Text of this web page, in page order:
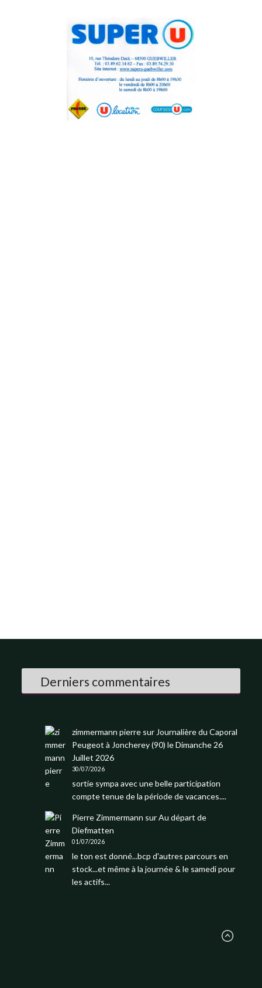
Derniers commentaires
zimmermann pierresur Journalière du Caporal
Peugeot à Joncherey (90) le Dimanche 26
Juillet 2026
30/07/2026
sortie sympa avec une belle participation
compte tenue de la période de vacances....
Pierre Zimmermann surAu départ de
Diefmatten
01/07/2026
le ton est donné...bcp d'autres parcours en
stock...et même à la journée & le samedi pour
les actifs...